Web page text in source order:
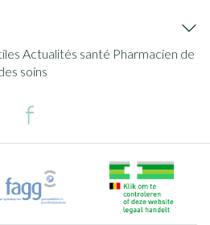
Actualités santé Pharmacien de
soins